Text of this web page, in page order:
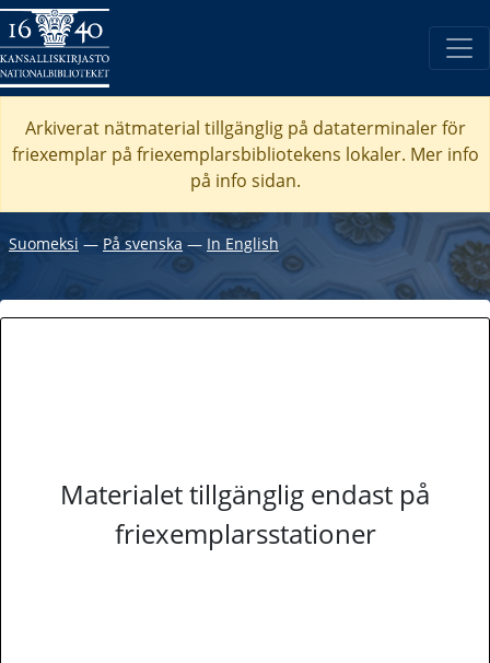
Arkiverat nätmaterial tillgänglig på dataterminaler för
friexemplar på friexemplarsbibliotekens lokaler. Mer info
på info sidan.
Suomeksi ― På svenska ― In English
Materialet tillgänglig endast på
friexemplarsstationer